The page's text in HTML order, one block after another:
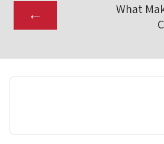
What
←